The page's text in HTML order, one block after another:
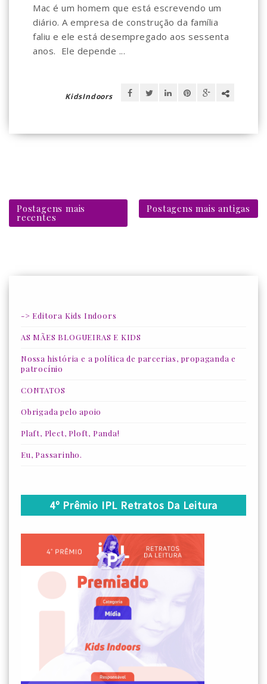
Mac é um homem que está escrevendo um
diário. A empresa de construção da família
faliu e ele está desempregado aos sessenta
anos. Ele depende ...
KidsIndoors
Postagens mais
recentes
Postagens mais antigas
-> Editora Kids Indoors
AS MÃES BLOGUEIRAS E KIDS
Nossa história e a política de parcerias, propaganda e
patrocínio
CONTATOS
Obrigada pelo apoio
Plaft, Plect, Ploft, Panda!
Eu, Passarinho.
4º Prêmio IPL Retratos Da Leitura